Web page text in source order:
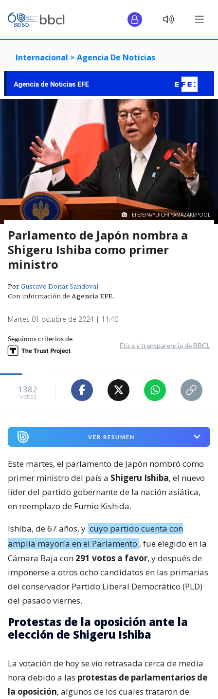
Internacional > Agencia De Noticias
EFE/EPA/YUICHI YAMAZAKI/POOL
Parlamento de Japón nombra a
Shigeru Ishiba como primer
ministro
PorGustavo Donat Sandoval
Con información deAgencia EFE.
Martes 01 octubre de 2024 | 11:40
Seguimos criterios de
Ética y transparencia de BBCL
1382
visitas
VER RESUMEN
Este martes, el parlamento de Japón nombró como
primer ministro del país a Shigeru Ishiba, el nuevo
líder del partido gobernante de la nación asiática,
en reemplazo de Fumio Kishida.
Ishiba, de 67 años, y cuyo partido cuenta con
amplia mayoría en el Parlamento , fue elegido en la
Cámara Baja con 291 votos a favor, y después de
imponerse a otros ocho candidatos en las primarias
del conservador Partido Liberal Democrático (PLD)
del pasado viernes.
Protestas de la oposición ante la
elección de Shigeru Ishiba
La votación de hoy se vio retrasada cerca de media
hora debido a las protestas de parlamentarios de
la oposición, algunos de los cuales trataron de